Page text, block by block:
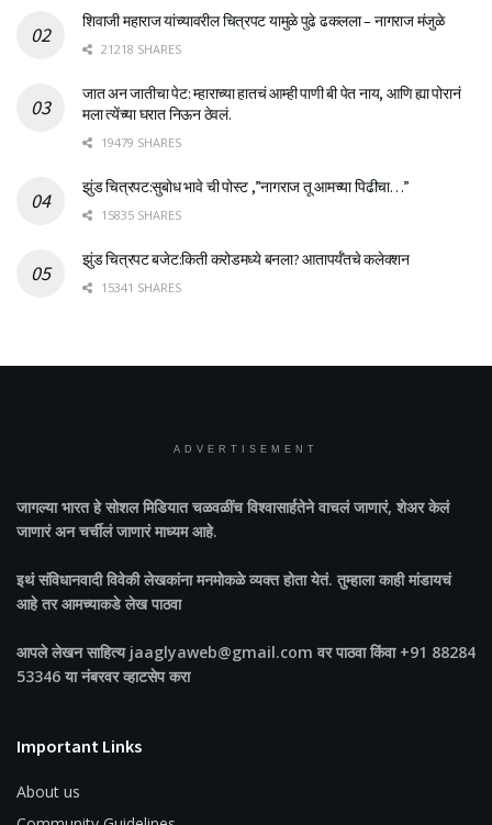
शिवाजी महाराज यांच्यावरील चित्रपट यामुळे पुढे ढकलला – नागराज मंजुळे
21218 SHARES
जात अन जातीचा पेट: म्हाराच्या हातचं आम्ही पाणी बी पेत नाय, आणि ह्या पोरानं
मला त्येंच्या घरात निऊन ठेवलं.
19479 SHARES
झुंड चित्रपट:सुबोध भावे ची पोस्ट ,”नागराज तू आमच्या पिढीचा…”
15835 SHARES
झुंड चित्रपट बजेट:किती करोडमध्ये बनला? आतापर्यँतचे कलेक्शन
15341 SHARES
ADVERTISEMENT
जागल्या भारतहे सोशल मिडियात चळवळींच विश्वासार्हतेने वाचलं जाणारं, शेअर केलं
जाणारं अन चर्चीलं जाणारं माध्यम आहे.
इथं संविधानवादी विवेकी लेखकांना मनमोकळे व्यक्त होता येतं. तुम्हाला काही मांडायचं
आहे तर आमच्याकडे लेख पाठवा
आपले लेखन साहित्य jaaglyaweb@gmail.com वर पाठवा किंवा +91 88284
53346 या नंबरवर व्हाटसेप करा
Important Links
About us